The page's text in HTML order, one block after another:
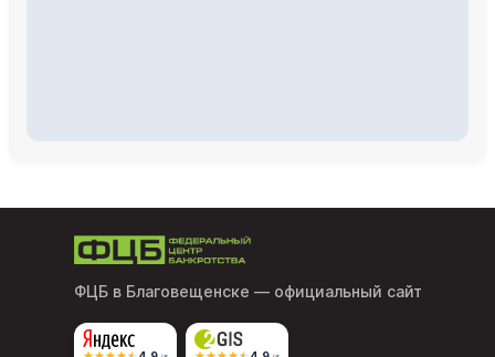
ФЦБ в Благовещенске — официальный сайт